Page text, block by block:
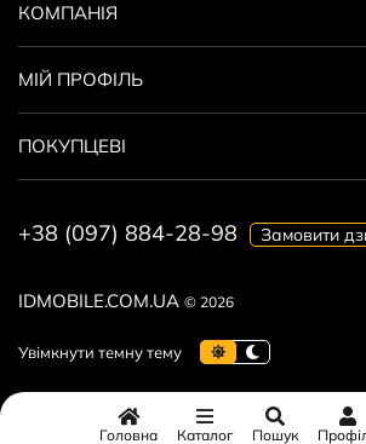
IDMOBILE.COM.UA © 2026
КОМПАНІЯ
МІЙ ПРОФІЛЬ
ПОКУПЦЕВІ
+38 (097) 884-28-98 Замовити
Головна Каталог Пошук